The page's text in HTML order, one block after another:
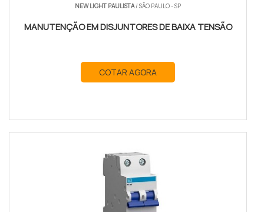
NEW LIGHT PAULISTA/ SÃO PAULO - SP
MANUTENÇÃO EM DISJUNTORES DE BAIXA TENSÃO
COTAR AGORA